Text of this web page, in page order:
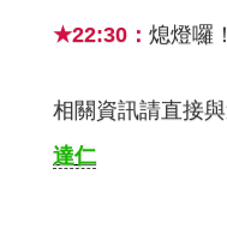
★22:30：熄燈囉！
相關資訊請直接
達仁